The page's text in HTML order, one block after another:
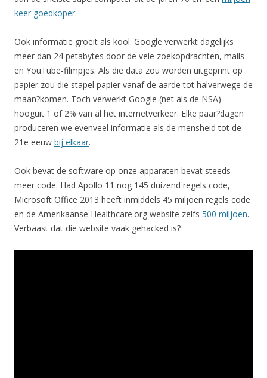
keer goedkoper.
Ook informatie groeit als kool. Google verwerkt dagelijks
meer dan 24 petabytes door de vele zoekopdrachten, mails
en YouTube-filmpjes. Als die data zou worden uitgeprint op
papier zou die stapel papier vanaf de aarde tot halverwege de
maan?komen. Toch verwerkt Google (net als de NSA)
hooguit 1 of 2% van al het internetverkeer. Elke paar?dagen
produceren we evenveel informatie als de mensheid tot de
21e eeuw bij elkaar.
Ook bevat de software op onze apparaten bevat steeds
meer code. Had Apollo 11 nog 145 duizend regels code,
Microsoft Office 2013 heeft inmiddels 45 miljoen regels code
en de Amerikaanse Healthcare.org website zelfs 500 miljoen.
Verbaast dat die website vaak gehacked is?